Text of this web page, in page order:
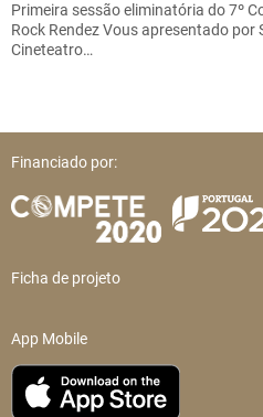
Primeira sessão eliminatória do 7º
Rock Rendez Vous apresentado
Cineteatro…
Financiado por:
Ficha de projeto
App Mobile